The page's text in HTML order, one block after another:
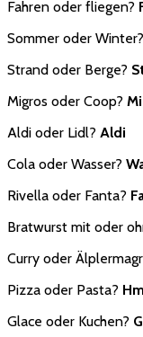
Fahren oder fliegen?
Sommer oder Winter?
Strand oder Berge?
Migros oder Coop?
Aldi oder Lidl? Aldi
Cola oder Wasser?
Rivella oder Fanta?
Bratwurst mit oder
Curry oder
Pizza oder Pasta?
Glace oder Kuchen?